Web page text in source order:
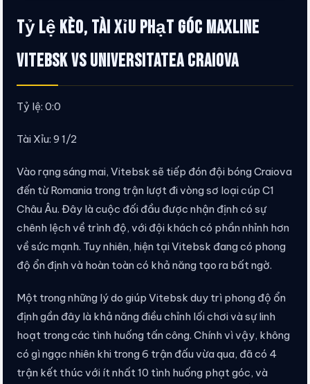
Tỷ lệ kèo, tài xỉu phạt góc Maxline
Vitebsk vs Universitatea Craiova
Tỷ lệ: 0:0
Tài Xỉu: 9 1/2
Vào rạng sáng mai, Vitebsk sẽ tiếp đón đội bóng Craiova
đến từ Romania trong trận lượt đi vòng sơ loại cúp C1
Châu Âu. Đây là cuộc đối đầu được nhận định có sự
chênh lệch về trình độ, với đội khách có phần nhỉnh hơn
về sức mạnh. Tuy nhiên, hiện tại Vitebsk đang có phong
độ ổn định và hoàn toàn có khả năng tạo ra bất ngờ.
Một trong những lý do giúp Vitebsk duy trì phong độ ổn
định gần đây là khả năng điều chỉnh lối chơi và sự linh
hoạt trong các tình huống tấn công. Chính vì vậy, không
có gì ngạc nhiên khi trong 6 trận đấu vừa qua, đã có 4
trận kết thúc với ít nhất 10 tình huống phạt góc, và